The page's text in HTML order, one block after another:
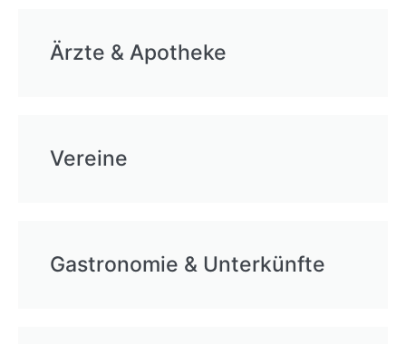
Ärzte & Apotheke
Vereine
Gastronomie & Unterkünfte